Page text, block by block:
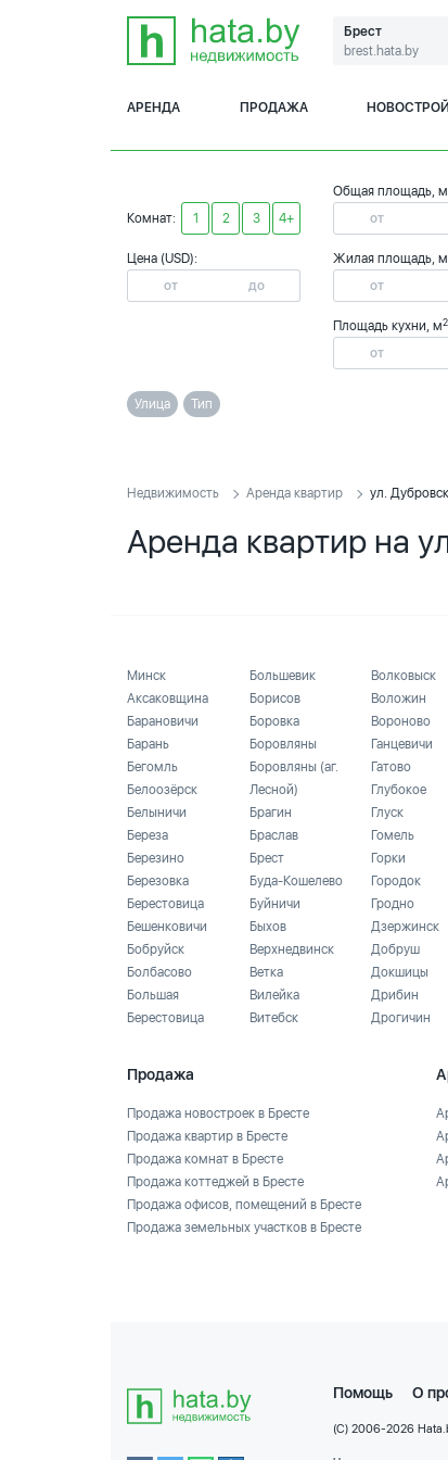
Брест
brest.hata.by
АРЕНДА ПРОДАЖА
Комнат: 1 2 3 4+
Цена (USD):
Общая площадь, м
Жилая площадь, м
Площадь кухни, м2
Улица Тип
Недвижимость Аренда квартир ул.
Аренда квартир на
Минск
Аксаковщина
Барановичи
Барань
Бегомль
Белоозёрск
Белыничи
Береза
Березино
Березовка
Берестовица
Бешенковичи
Бобруйск
Болбасово
Большая
Берестовица
Большевик
Борисов
Боровка
Боровляны
Боровляны (аг.
Лесной)
Брагин
Браслав
Брест
Буда-Кошелево
Буйничи
Быхов
Верхнедвинск
Ветка
Вилейка
Витебск
Волковыск
Воложин
Вороново
Ганцевичи
Гатово
Глубокое
Глуск
Гомель
Горки
Городок
Гродно
Дзержинск
Добруш
Докшицы
Дрибин
Дрогичин
Продажа
Продажа новостроек в Бресте
Продажа квартир в Бресте
Продажа комнат в Бресте
Продажа коттеджей в Бресте
Продажа офисов, помещений в Бресте
Продажа земельных участков в Бресте
Помощь О
(C) 2006-2026